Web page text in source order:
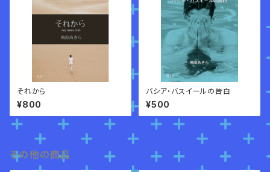
それから
¥800
バシア・バスイールの告白
¥500
その他の商品